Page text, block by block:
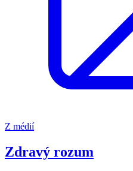
Z médií
Zdravý rozum